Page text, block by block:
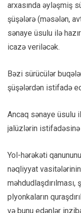
arxasında əyləşmiş
şüşələrə (məsələn,
sənaye üsulu ilə
icazə veriləcək.
Bəzi sürücülər
şüşələrdən istifadə
Ancaq sənaye üsulu
jalüzlərin
Yol-hərəkəti
nəqliyyat
plyonkaların
və bunu edənlər